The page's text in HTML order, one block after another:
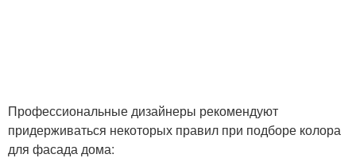
Профессиональные дизайнеры рекомендуют
придерживаться некоторых правил при подборе колора
для фасада дома: